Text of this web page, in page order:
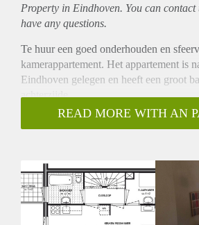
Property in Eindhoven. You can
have any questions.
Te huur een goed onderhouden en
kamerappartement. Het appartement is
Eindhoven gelegen en heeft een groot
achterzijde.
•Het appartement beschikt over een
open keuken, separate slaapkamer en
daarom direct te betrekken.
•De woning heeft een kabel-TV
berging op de begane grond. In deze
gestald worden.
READ MORE WITH AN